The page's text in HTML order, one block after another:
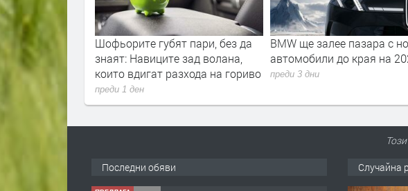
пари, без да
зад волана,
на гориво
BMW ще залее пазара с нови
автомобили до края на 2027 г.
преди 3 дни
Луксозен китайски SUV
заключи веднага щом
Китай
Последни обяви Случайна